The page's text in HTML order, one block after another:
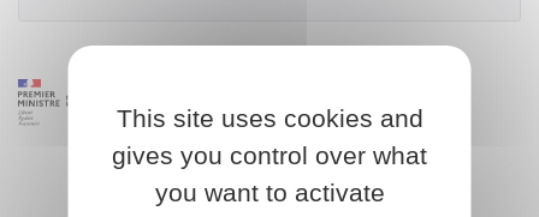
This site uses cookies and
gives you control over what
you want to activate